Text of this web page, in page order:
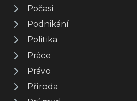
Počasí
Podnikání
Politika
Práce
Právo
Příroda